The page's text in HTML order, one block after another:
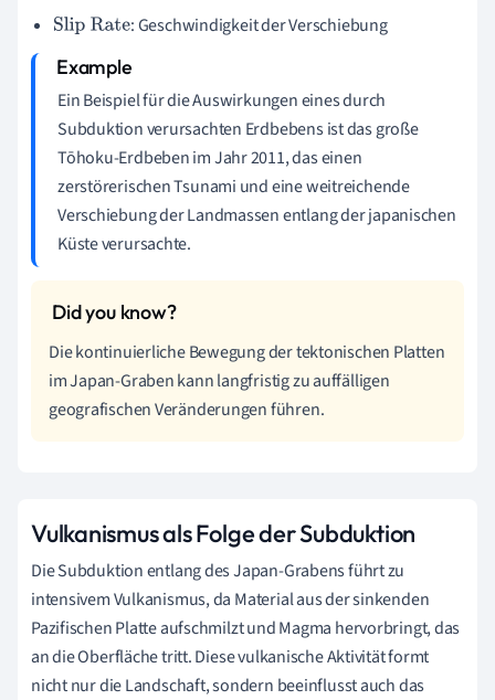
Slip Rate
: Geschwindigkeit der Verschiebung
Ein Beispiel für die Auswirkungen eines durch
Subduktion verursachten Erdbebens ist das große
Tōhoku-Erdbeben im Jahr 2011, das einen
zerstörerischen Tsunami und eine weitreichende
Verschiebung der Landmassen entlang der japanischen
Küste verursachte.
Die kontinuierliche Bewegung der tektonischen Platten
im Japan-Graben kann langfristig zu auffälligen
geografischen Veränderungen führen.
Vulkanismus als Folge der Subduktion
Die Subduktion entlang des Japan-Grabens führt zu
intensivem Vulkanismus, da Material aus der sinkenden
Pazifischen Platte aufschmilzt und Magma hervorbringt, das
an die Oberfläche tritt. Diese vulkanische Aktivität formt
nicht nur die Landschaft, sondern beeinflusst auch das